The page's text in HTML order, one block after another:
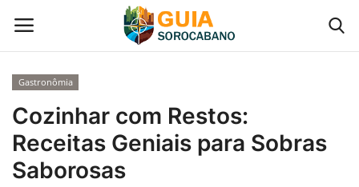
Início
Contato
Gastronômia
Cozinhar com Restos:
Receitas Geniais para Sobras
Saborosas